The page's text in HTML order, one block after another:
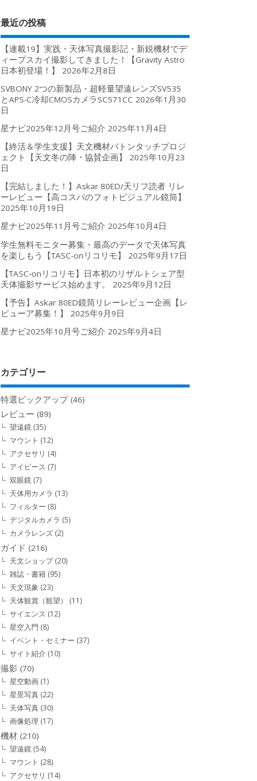
最近の投稿
【連載19】実践・天体写真撮影記・新鋭機材でデ
ィープスカイ撮影してきました！【Gravity Astro
日本初登場！】
2026年2月8日
SVBONY 2つの新製品・超軽量望遠レンズSV535
とAPS-C冷却CMOSカメラSC571CC 2026年1月30
日
星ナビ2025年12月号ご紹介 2025年11月4日
【終活＆学生支援】天文機材バトンタッチプロジ
ェクト【天文冬の陣・協賛企画】
2025年10月23
日
【完結しました！】Askar 80ED/天リフ読者 リレ
ーレビュー【高コスパのフォトビジュアル鏡筒】
2025年10月19日
星ナビ2025年11月号ご紹介 2025年10月4日
学生無料モニター募集・最高のデータで天体写真
を楽しもう【TASC-onリコリモ】
2025年9月17日
【TASC-onリコリモ】日本初のリザルトシェア型
天体撮影サービス始めます。
2025年9月12日
【予告】Askar 80ED鏡筒リレーレビュー企画【レ
ビューア募集！】
2025年9月9日
星ナビ2025年10月号ご紹介 2025年9月4日
カテゴリー
特選ピックアップ(46)
レビュー (89)
望遠鏡 (35)
マウント (12)
アクセサリ (4)
アイピース (7)
双眼鏡 (7)
天体用カメラ (13)
フィルター (8)
デジタルカメラ (5)
カメラレンズ (2)
ガイド (216)
天文ショップ(20)
雑誌・書籍 (95)
天文現象 (23)
天体観賞（観望）
(11)
サイエンス (12)
星空入門 (8)
イベント・セミナー (37)
サイト紹介 (10)
撮影 (70)
星空動画 (1)
星景写真 (22)
天体写真 (30)
画像処理 (17)
機材 (210)
望遠鏡 (54)
マウント (28)
アクセサリ (14)